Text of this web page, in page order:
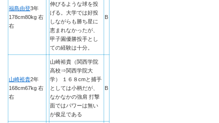
福島由登3年
178cm80kg 右
右
伸びるような球を投
げる。大学では好投
しながらも勝ち星に
恵まれなかったが、
甲子園優勝投手とし
ての経験は十分。
B
山崎裕貴2年
168cm67kg 右
右
山崎裕貴（関西学院
高校⇒関西学院大
学） １６８cmと捕手
としては小柄だが、
なかなかの強肩 打撃
面ではパワーは無い
が俊足である
B